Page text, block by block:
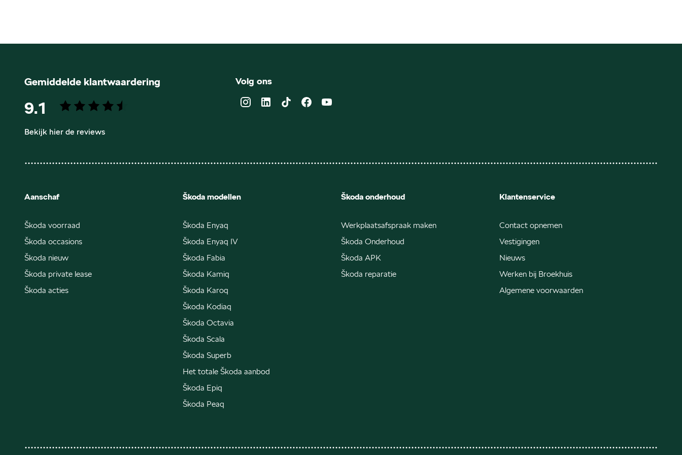
Gemiddelde klantwaardering
9.1
Bekijk hier de reviews
Volg ons
Aanschaf
Škoda voorraad
Škoda occasions
Škoda nieuw
Škoda private lease
Škoda acties
Škoda modellen
Škoda Enyaq
Škoda Enyaq IV
Škoda Fabia
Škoda Kamiq
Škoda Karoq
Škoda Kodiaq
Škoda Octavia
Škoda Scala
Škoda Superb
Het totale Škoda aanbod
Škoda Epiq
Škoda Peaq
Škoda onderhoud
Werkplaatsafspraak maken
Škoda Onderhoud
Škoda APK
Škoda reparatie
Klantenservice
Contact opnemen
Vestigingen
Nieuws
Werken bij Broekhuis
Algemene voorwaarden